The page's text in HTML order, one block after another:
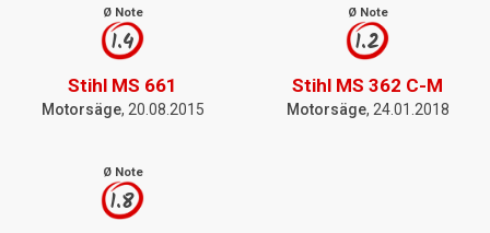
Ø Note
1.4
Stihl MS 661
Motorsäge, 20.08.2015
Ø Note
1.2
Stihl MS 362 C-M
Motorsäge, 24.01.2018
Ø Note
1.8